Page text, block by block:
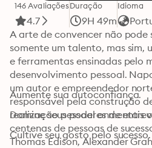
146 Avaliações
4.7
Duração
9H 49m
Idioma
A arte de convencer não pode
somente um talento, mas sim,
e ferramentas ensinadas pelo
desenvolvimento pessoal.
um autor e empreendedor
responsável pela construção
realização pessoal onde
centenas de pessoas de
Thomas Edison, Alexander
Aumente sua autoconfiança.
Domine seus poderes mentais
Cultive seu gosto pelo sucesso.